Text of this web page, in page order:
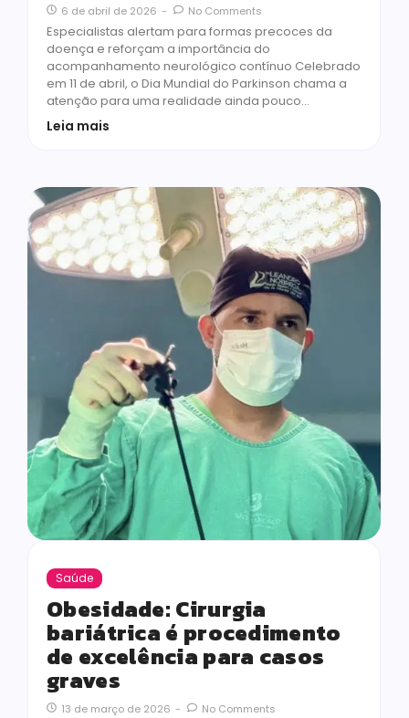
6 de abril de 2026 - No Comments
Especialistas alertam para formas precoces da
doença e reforçam a importância do
acompanhamento neurológico contínuo Celebrado
em 11 de abril, o Dia Mundial do Parkinson chama a
atenção para uma realidade ainda pouco…
Leia mais
Saúde
Obesidade: Cirurgia
bariátrica é procedimento
de excelência para casos
graves
13 de março de 2026 - No Comments